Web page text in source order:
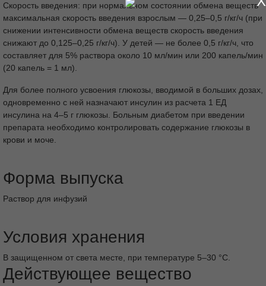
Скорость введения: при нормальном состоянии обмена веществ
максимальная скорость введения взрослым — 0,25–0,5 г/кг/ч (при
снижении интенсивности обмена веществ скорость введения
снижают до 0,125–0,25 г/кг/ч). У детей — не более 0,5 г/кг/ч, что
составляет для 5% раствора около 10 мл/мин или 200 капель/мин
(20 капель = 1 мл).
Для более полного усвоения глюкозы, вводимой в больших дозах,
одновременно с ней назначают инсулин из расчета 1 ЕД
инсулина на 4–5 г глюкозы. Больным диабетом при введении
препарата необходимо контролировать содержание глюкозы в
крови и моче.
Форма выпуска
Раствор для инфузий
Условия хранения
В защищенном от света месте, при температуре 5–30 °C.
Действующее вещество